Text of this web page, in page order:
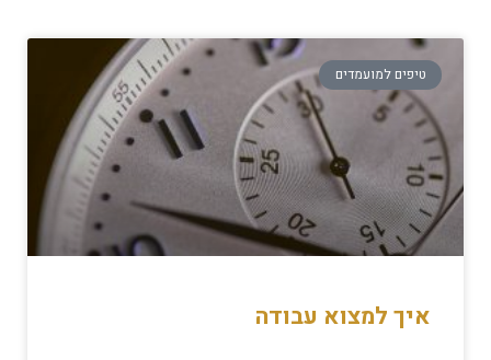
טיפים למועמדים
איך למצוא עבודה